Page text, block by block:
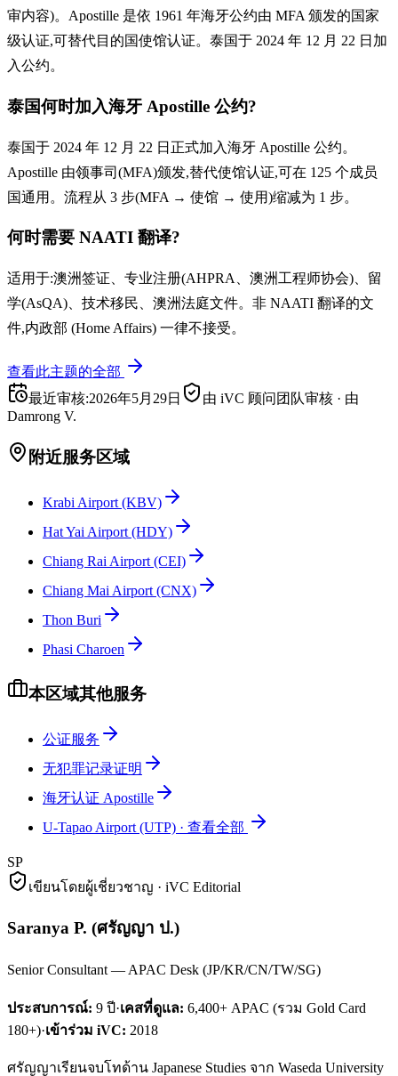
审内容)。Apostille 是依 1961 年海牙公约由 MFA 颁发的国家
级认证,可替代目的国使馆认证。泰国于 2024 年 12 月 22 日加
入公约。
泰国何时加入海牙 Apostille 公约?
泰国于 2024 年 12 月 22 日正式加入海牙 Apostille 公约。
Apostille 由领事司(MFA)颁发,替代使馆认证,可在 125 个成员
国通用。流程从 3 步(MFA → 使馆 → 使用)缩减为 1 步。
何时需要 NAATI 翻译?
适用于:澳洲签证、专业注册(AHPRA、澳洲工程师协会)、留
学(AsQA)、技术移民、澳洲法庭文件。非 NAATI 翻译的文
件,内政部 (Home Affairs) 一律不接受。
查看此主题的全部
最近审核:2026年5月29日 由 iVC 顾问团队审核 · 由
Damrong V.
附近服务区域
Krabi Airport (KBV)
Hat Yai Airport (HDY)
Chiang Rai Airport (CEI)
Chiang Mai Airport (CNX)
Thon Buri
Phasi Charoen
本区域其他服务
公证服务
无犯罪记录证明
海牙认证 Apostille
U-Tapao Airport (UTP) · 查看全部
SP
เขียนโดยผู้เชี่ยวชาญ · iVC Editorial
Saranya P. (ศรัญญา ป.)
Senior Consultant — APAC Desk (JP/KR/CN/TW/SG)
ประสบการณ์: 9 ปี·เคสที่ดูแล: 6,400+ APAC (รวม Gold Card
180+)·เข้าร่วม iVC: 2018
ศรัญญาเรียนจบโทด้าน Japanese Studies จาก Waseda University